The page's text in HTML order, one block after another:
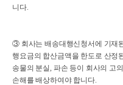
니다.
③ 회사는 배송대행신청서에 기재
행요금의 합산금액을 한도로 산정
송물의 분실, 파손 등이 회사의 고
손해를 배상하여야 합니다.